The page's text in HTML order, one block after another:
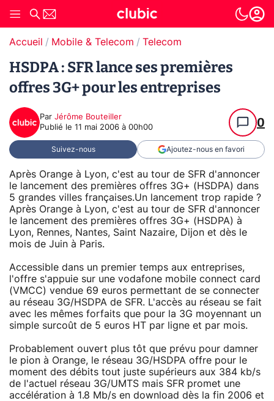
Accueil Mobile & Telecom Telecom
HSDPA : SFR lance ses premières
offres 3G+ pour les entreprises
Par Jérôme Bouteiller
Publié le 11 mai 2006 à 00h00 0
Suivez-nous Ajoutez-nous en favori
Après Orange à Lyon, c'est au tour de SFR d'annoncer
le lancement des premières offres 3G+ (HSDPA) dans
5 grandes villes françaises.Un lancement trop rapide ?
Après Orange à Lyon, c'est au tour de SFR d'annoncer
le lancement des premières offres 3G+ (HSDPA) à
Lyon, Rennes, Nantes, Saint Nazaire, Dijon et dès le
mois de Juin à Paris.
Accessible dans un premier temps aux entreprises,
l'offre s'appuie sur une vodafone mobile connect card
(VMCC) vendue 69 euros permettant de se connecter
au réseau 3G/HSDPA de SFR. L'accès au réseau se fait
avec les mêmes forfaits que pour la 3G moyennant un
simple surcoût de 5 euros HT par ligne et par mois.
Probablement ouvert plus tôt que prévu pour damner
le pion à Orange, le réseau 3G/HSDPA offre pour le
moment des débits tout juste supérieurs aux 384 kb/s
de l'actuel réseau 3G/UMTS mais SFR promet une
accélération à 1.8 Mb/s en download dès la fin 2006 et